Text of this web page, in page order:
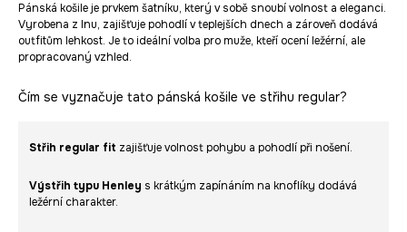
Pánská košile je prvkem šatníku, který v sobě snoubí volnost a eleganci.
Vyrobena z lnu, zajišťuje pohodlí v teplejších dnech a zároveň dodává
outfitům lehkost. Je to ideální volba pro muže, kteří ocení ležérní, ale
propracovaný vzhled.
Čím se vyznačuje tato pánská košile ve střihu regular?
Střih regular fit zajišťuje volnost pohybu a pohodlí při nošení.
Výstřih typu Henley s krátkým zapínáním na knoflíky dodává
ležérní charakter.